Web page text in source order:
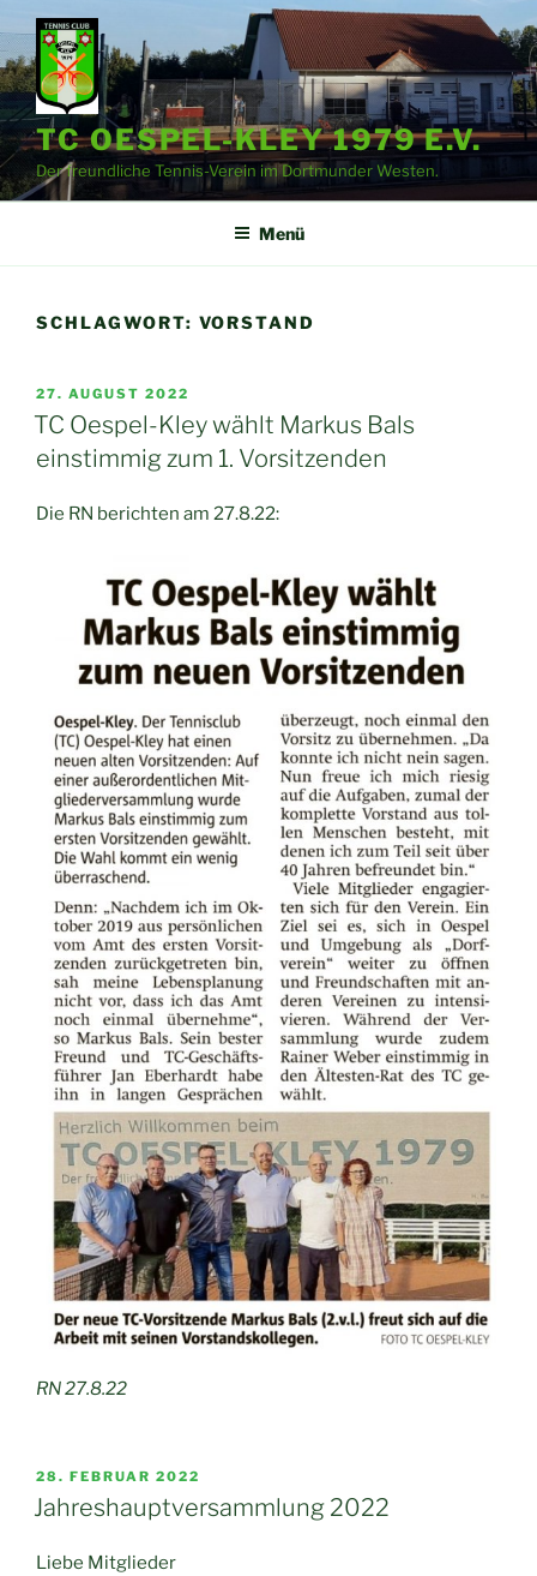
Zum
Inhalt
springen
TC OESPEL-KLEY 1979 E.V.
Der freundliche Tennis-Verein im Dortmunder Westen.
Menü
SCHLAGWORT: VORSTAND
VERÖFFENTLICHT
AM
27. AUGUST 2022
TC Oespel-Kley wählt Markus Bals
einstimmig zum 1. Vorsitzenden
Die RN berichten am 27.8.22:
RN 27.8.22
VERÖFFENTLICHT
AM
28. FEBRUAR 2022
Jahreshauptversammlung 2022
Liebe Mitglieder